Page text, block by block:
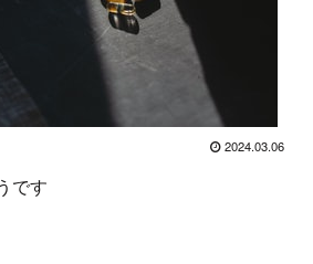
2024.03.06
です